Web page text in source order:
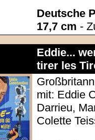
Deutsche
17,7 cm -
Eddie...
tirer les
mit: Eddie
Darrieu,
Colette